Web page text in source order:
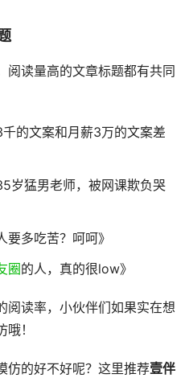
阅读量高的文章标题都有共同
千的文案和月薪3万的文案差
岁猛男老师，被网课欺负哭
要多吃苦？呵呵》
圈的人，真的很low》
阅读率，小伙伴们如果实在想
！
仿的好不好呢？这里推荐壹伴